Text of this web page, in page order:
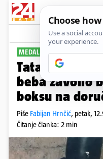
MEDALJA NAKON 20
Tata Veočić:
beba zavolio
boksu na
Piše Fabijan Hrnčić, petak,
Čitanje članka: 2 min